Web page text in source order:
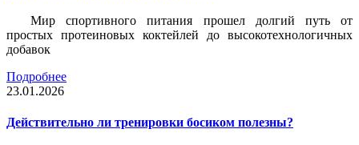
Мир спортивного питания прошел долгий путь от
простых протеиновых коктейлей до высокотехнологичных
добавок
Подробнее
23.01.2026
Действительно ли тренировки босиком полезны?